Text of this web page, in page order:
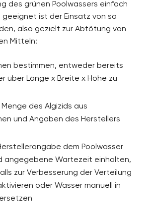
des grünen Poolwassers einfach
geeignet ist der Einsatz von so
also gezielt zur Abtötung von
Mitteln:
bestimmen, entweder bereits
über Länge x Breite x Höhe zu
des Algizids aus
und Angaben des Herstellers
dem Poolwasser
angegebene Wartezeit einhalten,
zur Verbesserung der Verteilung
oder Wasser manuell in